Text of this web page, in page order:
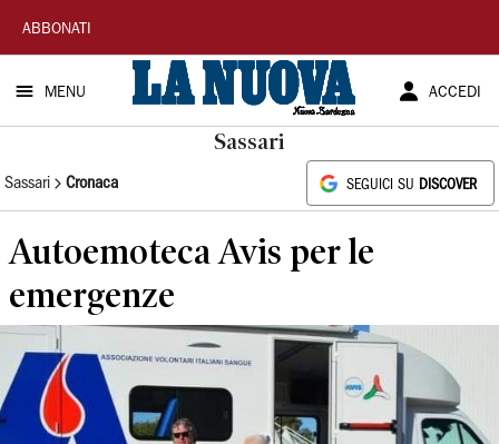
La
Nuova
Sardegna
ABBONATI
MENU ACCEDI
Sassari
Sassari Cronaca SEGUICI SU DISCOVER
Autoemoteca Avis per le
emergenze